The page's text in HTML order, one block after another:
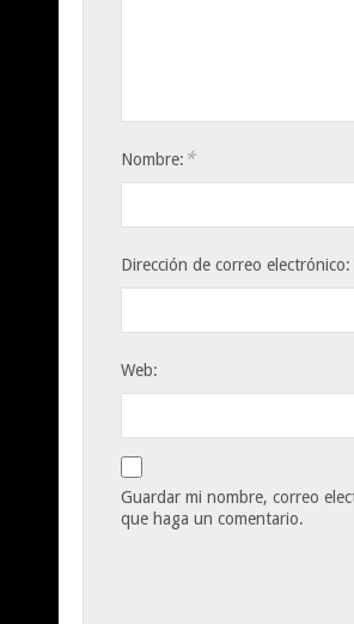
Nombre: *
Dirección de correo electrónico:
Web:
Guardar mi nombre, correo
que haga un comentario.